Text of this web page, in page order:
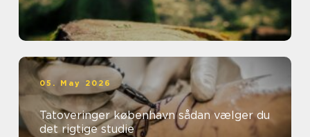
05. May 2026
Tatoveringer københavn sådan vælger du
det rigtige studie